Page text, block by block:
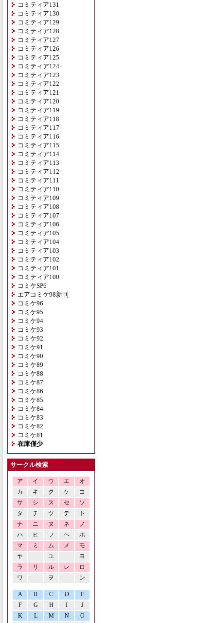
コミティア131
コミティア130
コミティア129
コミティア128
コミティア127
コミティア126
コミティア125
コミティア124
コミティア123
コミティア122
コミティア121
コミティア120
コミティア119
コミティア118
コミティア117
コミティア116
コミティア115
コミティア114
コミティア113
コミティア112
コミティア111
コミティア110
コミティア109
コミティア108
コミティア107
コミティア106
コミティア105
コミティア104
コミティア103
コミティア102
コミティア101
コミティア100
コミケSP6
エアコミケ98新刊
コミケ96
コミケ95
コミケ94
コミケ93
コミケ92
コミケ91
コミケ90
コミケ89
コミケ88
コミケ87
コミケ86
コミケ85
コミケ84
コミケ83
コミケ82
コミケ81
在庫僅少
サークル検索
ア イ ウ エ
オ
カ
キ ク ケ
コ
サ
シ ス セ
ソ
タ
チ ツ テ
ト
ナ
ニ ヌ ネ
ノ
ハ
ヒ フ ヘ
ホ
マ
ミ ム メ
モ
ヤ
ユ
ヨ
ラ
リ ル レ
ロ
ワ
ヲ ン
A B C D
E
F
G H I
J
K
L M N O